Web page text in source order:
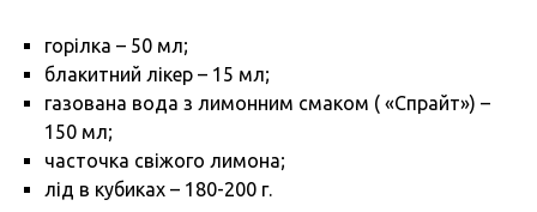
горілка – 50 мл;
блакитний лікер – 15 мл;
газована вода з лимонним смаком ( «Спрайт») –
150 мл;
часточка свіжого лимона;
лід в кубиках – 180-200 г.